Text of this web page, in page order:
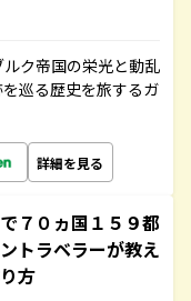
ルク帝国の栄光と動乱
巡る歴史を旅するガ
詳細を見る
７０ヵ国１５９都
トラベラーが教え
方